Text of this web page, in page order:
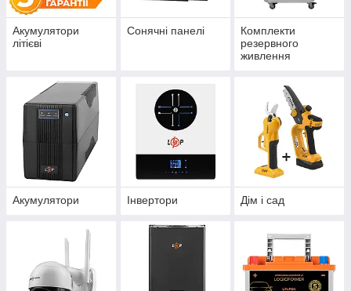
Акумулятори
літієві
Сонячні панелі
Комплекти
резервного
живлення
Акумулятори Інвертори Дім і сад